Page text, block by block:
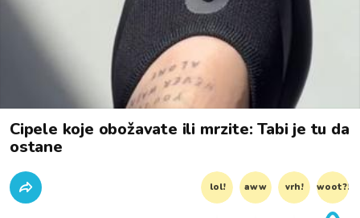
Cipele koje obožavate ili mrzite: Tabi je tu da
ostane
lol! aww vrh! woot?!